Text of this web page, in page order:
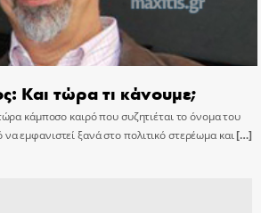
Και τώρα τι κάνουμε;
κάμποσο καιρό που συζητιέται το όνομα του
να εμφανιστεί ξανά στο πολιτικό στερέωμα και[…]